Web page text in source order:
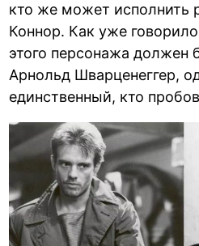
кто же может исполнить
Коннор. Как уже
этого персонажа должен
Арнольд Шварценеггер,
единственный, кто